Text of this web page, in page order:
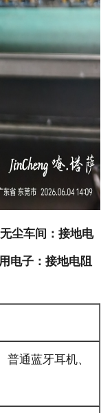
尘车间：接地电
电子：接地电阻
通蓝牙耳机、